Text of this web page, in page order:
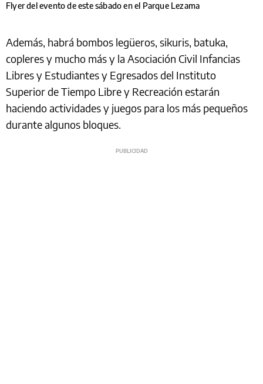
Flyer del evento de este sábado en el Parque Lezama
Además, habrá bombos legüeros, sikuris, batuka,
copleres y mucho más y la Asociación Civil Infancias
Libres y Estudiantes y Egresados del Instituto
Superior de Tiempo Libre y Recreación estarán
haciendo actividades y juegos para los más pequeños
durante algunos bloques.